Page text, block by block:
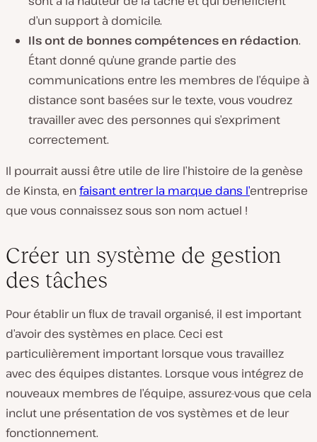
d’un support à domicile.
Ils ont de bonnes compétences en rédaction.
Étant donné qu’une grande partie des
communications entre les membres de l’équipe à
distance sont basées sur le texte, vous voudrez
travailler avec des personnes qui s’expriment
correctement.
Il pourrait aussi être utile de lire l’histoire de la genèse
de Kinsta, enfaisant entrer la marque dans l’entreprise
que vous connaissez sous son nom actuel !
Créer un système de gestion
des tâches
Pour établir un flux de travail organisé, il est important
d’avoir des systèmes en place. Ceci est
particulièrement important lorsque vous travaillez
avec des équipes distantes. Lorsque vous intégrez de
nouveaux membres de l’équipe, assurez-vous que cela
inclut une présentation de vos systèmes et de leur
fonctionnement.